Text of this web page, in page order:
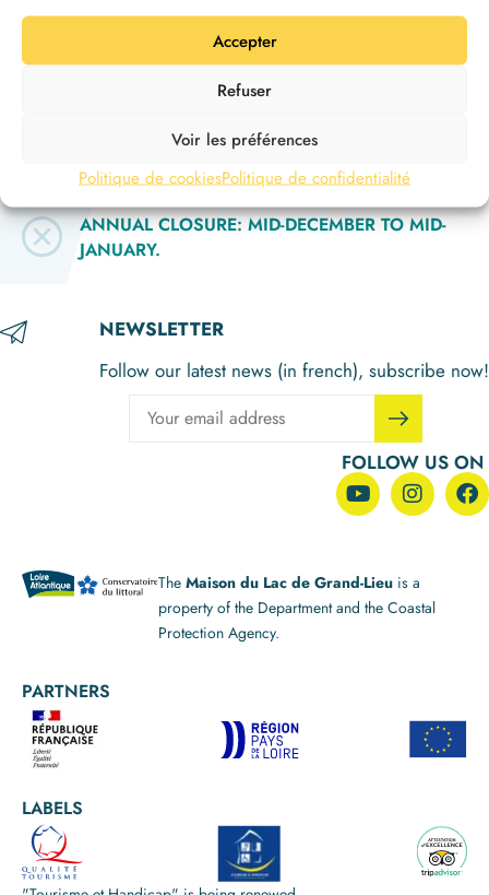
Accepter
Refuser
Voir les préférences
Politique de cookiesPolitique de confidentialité
LAST ADMISSION 1 HOUR BEFORE SITE
CLOSES.
ANNUAL CLOSURE: MID-DECEMBER TO MID-
JANUARY.
NEWSLETTER
Follow our latest news (in french), subscribe now!
FOLLOW US ON
The Maison du Lac de Grand-Lieuis a
property of the Department and the Coastal
Protection Agency.
PARTNERS
LABELS